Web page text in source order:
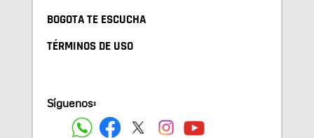
BOGOTA TE ESCUCHA
TÉRMINOS DE USO
Síguenos: